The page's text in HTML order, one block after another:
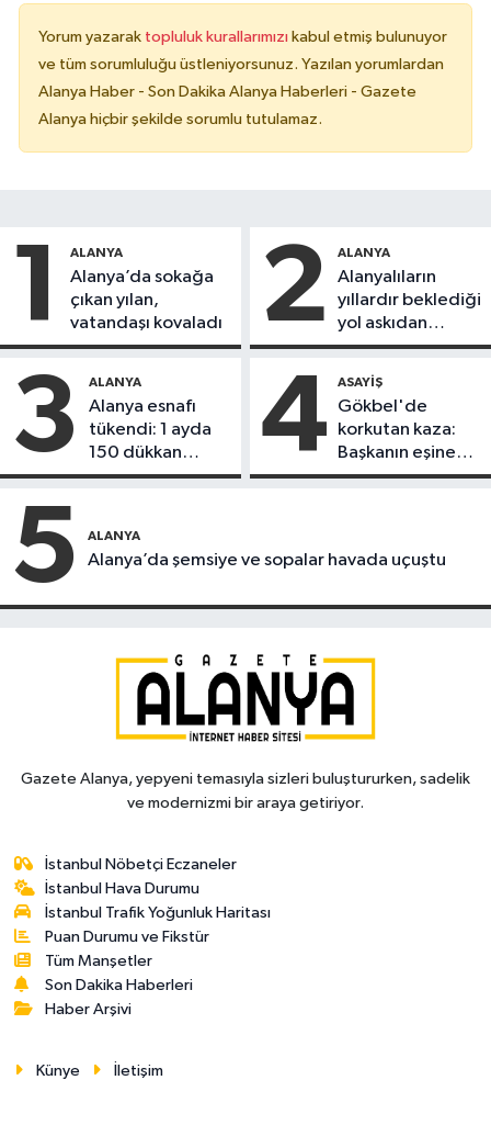
Yorum yazarak topluluk kurallarımızı kabul etmiş bulunuyor
ve tüm sorumluluğu üstleniyorsunuz. Yazılan yorumlardan
Alanya Haber - Son Dakika Alanya Haberleri - Gazete
Alanya hiçbir şekilde sorumlu tutulamaz.
1 ALANYA
Alanya’da sokağa
çıkan yılan,
vatandaşı kovaladı
2 ALANYA
Alanyalıların
yıllardır beklediği
yol askıdan
döndü
3 ALANYA
Alanya esnafı
tükendi: 1 ayda
150 dükkan
kapandı
4 ASAYIŞ
Gökbel'de
korkutan kaza:
Başkanın eşine
motosiklet çarptı
5 ALANYA
Alanya’da şemsiye ve sopalar havada uçuştu
Gazete Alanya, yepyeni temasıyla sizleri buluştururken, sadelik
ve modernizmi bir araya getiriyor.
İstanbul Nöbetçi Eczaneler
İstanbul Hava Durumu
İstanbul Trafik Yoğunluk Haritası
Puan Durumu ve Fikstür
Tüm Manşetler
Son Dakika Haberleri
Haber Arşivi
Künye İletişim